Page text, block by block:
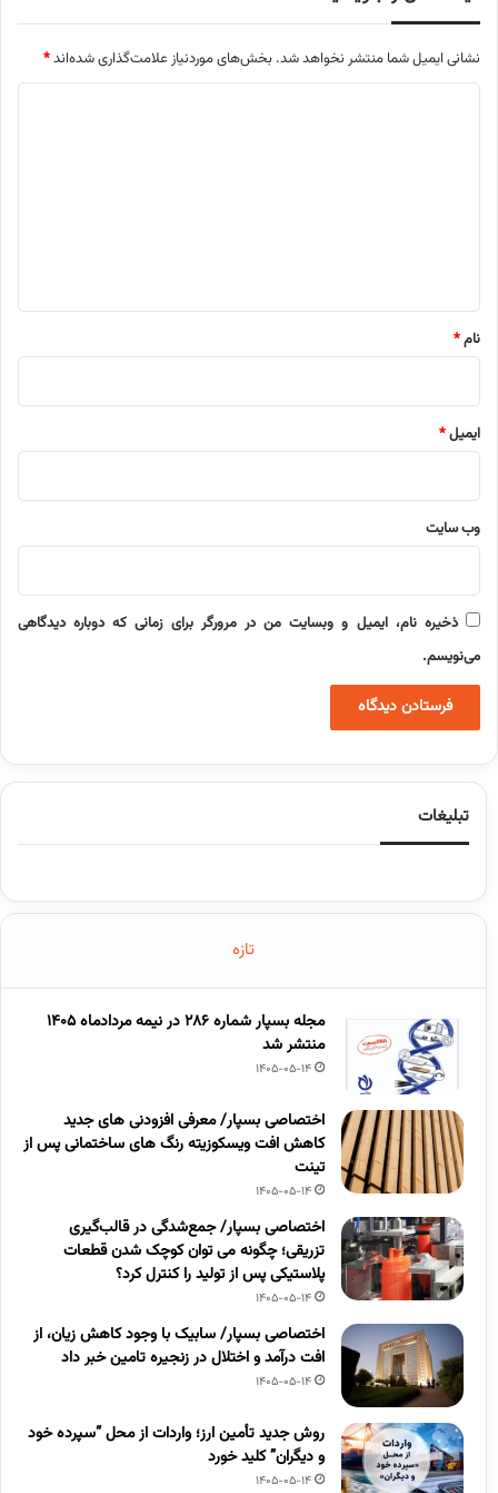
نشانی ایمیل شما منتشر نخواهد شد. بخش‌های موردنیاز علامت‌گذاری شده‌اند*
نام*
ایمیل*
وب‌ سایت
ذخیره نام، ایمیل و وبسایت من در مرورگر برای زمانی که دوباره دیدگاهی
می‌نویسم.
تبلیغات
تازه
مجله بسپار شماره 286 در نیمه مردادماه 1405
منتشر شد
1405-05-14
اختصاصی بسپار/ معرفی افزودنی های جدید
کاهش افت ویسکوزیته رنگ های ساختمانی پس از
تینت
1405-05-14
اختصاصی بسپار/ جمع‌شدگی در قالب‌گیری
تزریقی؛ چگونه می توان کوچک شدن قطعات
پلاستیکی پس از تولید را کنترل کرد؟
1405-05-14
اختصاصی بسپار/ سابیک با وجود کاهش زیان، از
افت درآمد و اختلال در زنجیره تامین خبر داد
1405-05-14
روش جدید تأمین ارز؛ واردات از محل “سپرده خود
و دیگران” کلید خورد
1405-05-14